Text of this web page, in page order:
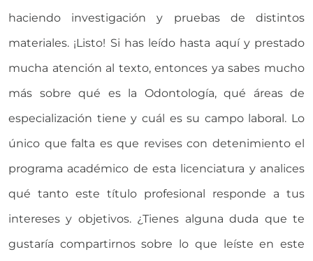
haciendo investigación y pruebas de distintos
materiales. ¡Listo! Si has leído hasta aquí y prestado
mucha atención al texto, entonces ya sabes mucho
más sobre qué es la Odontología, qué áreas de
especialización tiene y cuál es su campo laboral. Lo
único que falta es que revises con detenimiento el
programa académico de esta licenciatura y analices
qué tanto este título profesional responde a tus
intereses y objetivos. ¿Tienes alguna duda que te
gustaría compartirnos sobre lo que leíste en este